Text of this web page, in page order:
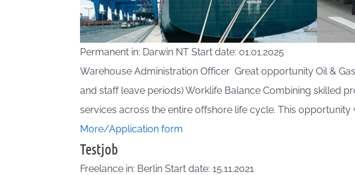
Permanent in: Darwin NT Start date: 01.01.2025
Warehouse Administration Officer Great opportunity Oil &
and staff leave periods) Worklife Balance Combining skilled
services across the entire offshore life cycle. This opportunity
More/Application form
Testjob
Freelance in: Berlin Start date: 15.11.2021